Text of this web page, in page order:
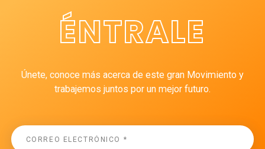
ÉNTRALE
Únete, conoce más acerca de este gran Movimiento y
trabajemos juntos por un mejor futuro.